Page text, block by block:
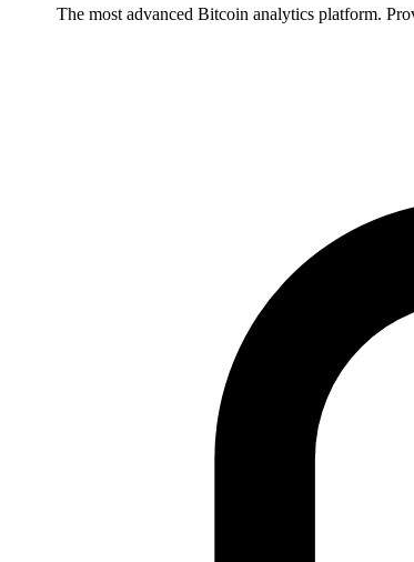
The most advanced Bitcoin analytics platform.